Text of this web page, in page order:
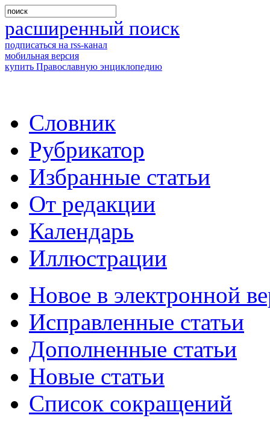
расширенный поиск
подписаться на rss-канал
мобильная версия
купить Православную энциклопедию
Словник
Рубрикатор
Избранные статьи
От редакции
Календарь
Иллюстрации
Новое в электронной
Исправленные статьи
Дополненные статьи
Новые статьи
Список сокращений